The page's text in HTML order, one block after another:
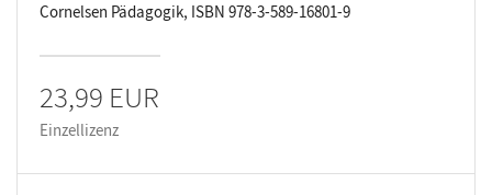
Cornelsen Pädagogik, ISBN 978-3-589-16801-9
23,99 EUR
Einzellizenz